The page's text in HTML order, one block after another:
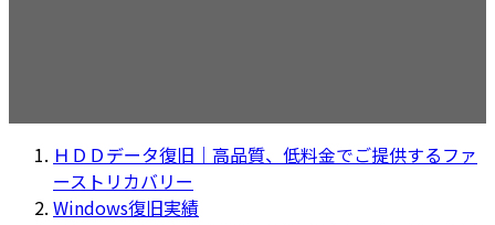
ＨＤＤデータ復旧｜高品質、低料金でご提供するファ
ーストリカバリー
Windows復旧実績